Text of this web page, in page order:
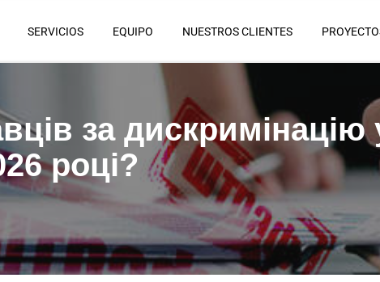
SERVICIOS EQUIPO NUESTROS CLIENTES
за дискримінацію
році?